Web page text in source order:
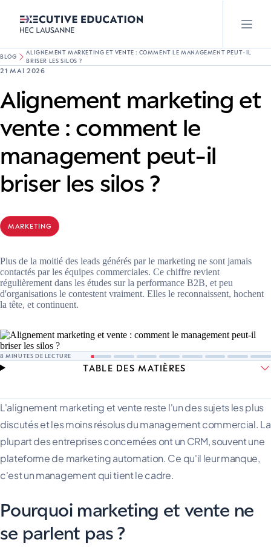
BLOG
ALIGNEMENT MARKETING ET VENTE : COMMENT LE MANAGEMENT PEUT-IL
BRISER LES SILOS ?
21 MAI 2026
Alignement marketing et
vente : comment le
management peut-il
briser les silos ?
MARKETING
Plus de la moitié des leads générés par le marketing ne sont jamais
contactés par les équipes commerciales. Ce chiffre revient
régulièrement dans les études sur la performance B2B, et peu
d'organisations le contestent vraiment. Elles le reconnaissent, hochent
la tête, et continuent.
8 MINUTES DE LECTURE
TABLE DES MATIÈRES
L'alignement marketing et vente reste l'un des sujets les plus
discutés et les moins résolus du management commercial. La
plupart des entreprises concernées ont un CRM, souvent une
plateforme de marketing automation. Ce qu'il leur manque,
c'est un management qui tient le cadre.
Pourquoi marketing et vente ne
se parlent pas ?